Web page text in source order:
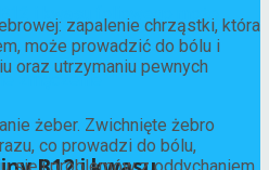
zapalenie chrząstki, która
może prowadzić do bólu i
oraz utrzymaniu pewnych
żeber. Zwichnięte żebro
co prowadzi do bólu,